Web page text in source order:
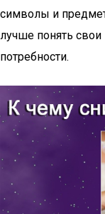
символы и
лучше понять
потребности.